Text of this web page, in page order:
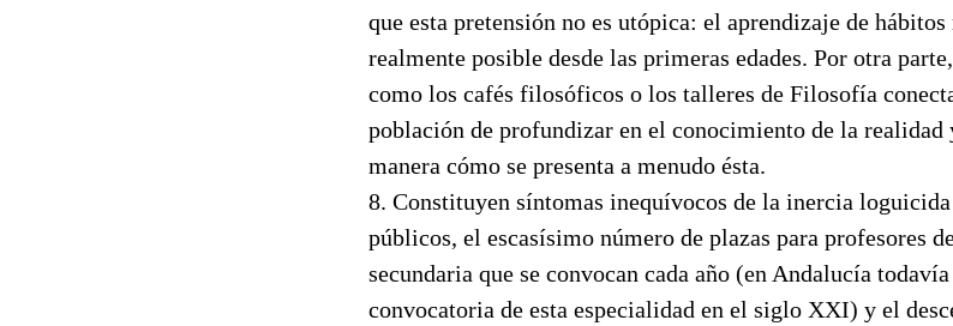
que esta pretensión no es utópica: el aprendizaje de
realmente posible desde las primeras edades. Por otra
como los cafés filosóficos o los talleres de Filosofía
población de profundizar en el conocimiento de la realidad
manera cómo se presenta a menudo ésta.
8. Constituyen síntomas inequívocos de la inercia
públicos, el escasísimo número de plazas para profesores
secundaria que se convocan cada año (en Andalucía
convocatoria de esta especialidad en el siglo XXI) y el